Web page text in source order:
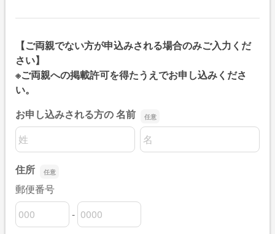
【ご両親でない方が申込みされる場合のみご入力くだ
さい】
※ご両親への掲載許可を得たうえでお申し込みくださ
い。
お申し込みされる方の 名前
名前の姓
名前の名
住所
郵便番号
郵便番号の上3桁
-
郵便番号の下4桁